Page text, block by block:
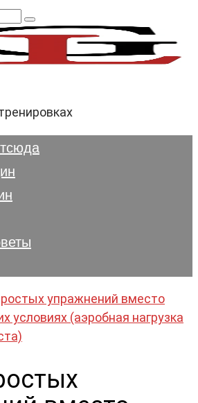
упражнений вместо
условиях (аэробная нагрузка